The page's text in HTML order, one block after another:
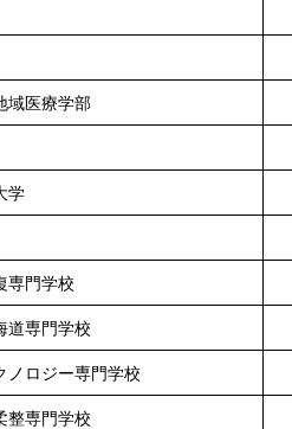
域医療学部
学
専門学校
道専門学校
ノロジー専門学校
整専門学校